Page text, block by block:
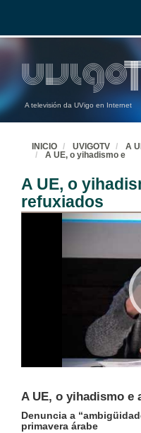
A televisión da UVigo en Internet
INICIO UVIGOTV A
A UE, o yihadismo e
A UE, o
refuxiados
A UE, o yihadismo e
Denuncia a
primavera árabe